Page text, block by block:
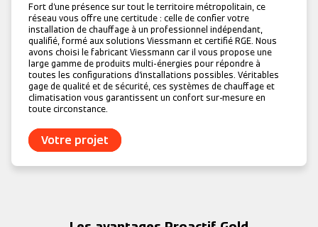
Fort d’une présence sur tout le territoire métropolitain, ce
réseau vous offre une certitude : celle de confier votre
installation de chauffage à un professionnel indépendant,
qualifié, formé aux solutions Viessmann et certifié RGE. Nous
avons choisi le fabricant Viessmann car il vous propose une
large gamme de produits multi-énergies pour répondre à
toutes les configurations d’installations possibles. Véritables
gage de qualité et de sécurité, ces systèmes de chauffage et
climatisation vous garantissent un confort sur-mesure en
toute circonstance.
Votre projet